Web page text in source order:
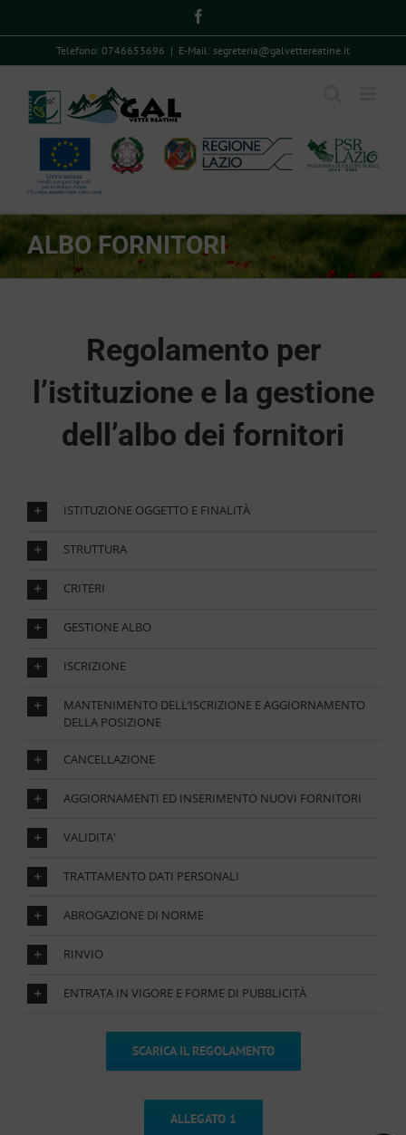
to
Telefono: 0746653696 | E-Mail: segreteria@galvettereatine.it
ALBO FORNITORI
Regolamento per
l’istituzione e la gestione
dell’albo dei fornitori
ISTITUZIONE OGGETTO E FINALITÀ
STRUTTURA
CRITERI
GESTIONE ALBO
ISCRIZIONE
MANTENIMENTO DELL’ISCRIZIONE E AGGIORNAMENTO
DELLA POSIZIONE
CANCELLAZIONE
AGGIORNAMENTI ED INSERIMENTO NUOVI FORNITORI
VALIDITA'
TRATTAMENTO DATI PERSONALI
ABROGAZIONE DI NORME
RINVIO
ENTRATA IN VIGORE E FORME DI PUBBLICITÀ
SCARICA IL REGOLAMENTO
ALLEGATO 1